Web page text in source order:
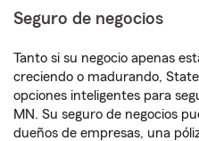
Seguro de negocios
Tanto si su negocio apenas
creciendo o madurando,
opciones inteligentes para
MN. Su seguro de negocios
dueños de empresas, una